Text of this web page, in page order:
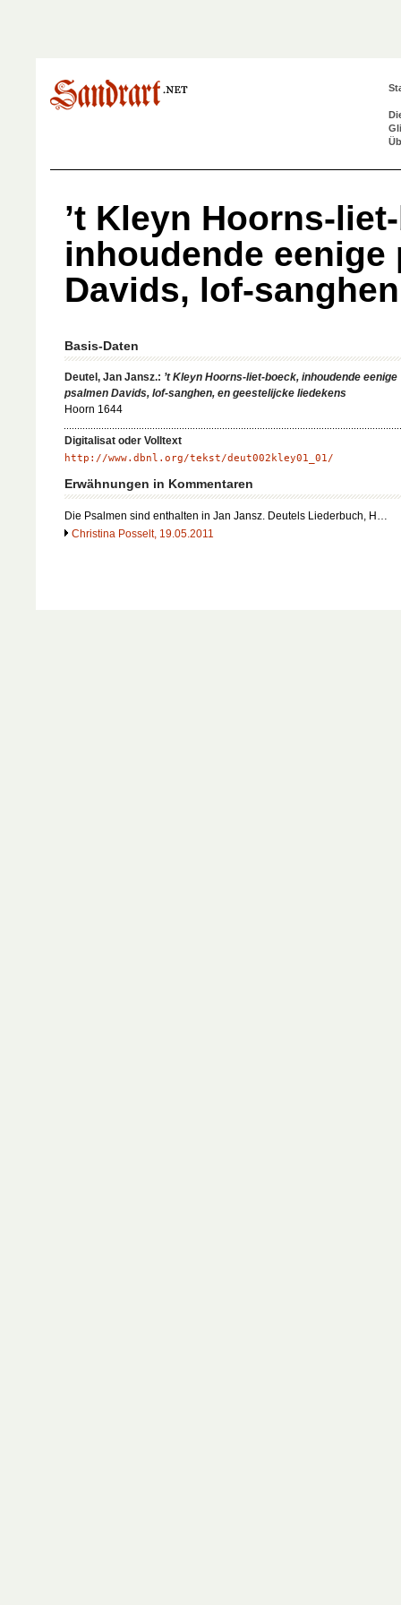
’t Kleyn Hoorns-
inhoudende eenige
Davids, lof-
Basis-Daten
Deutel, Jan Jansz.: ’t Kleyn Hoorns-liet-boeck, inhoudende eenige
psalmen Davids, lof-sanghen, en geestelijcke liedekens
Hoorn 1644
Digitalisat oder Volltext
http://www.dbnl.org/tekst/deut002kley01_01/
Erwähnungen in Kommentaren
Die Psalmen sind enthalten in Jan Jansz. Deutels Liederbuch, H…
Christina Posselt, 19.05.2011